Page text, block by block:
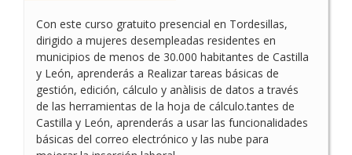
Con este curso gratuito presencial en Tordesillas,
dirigido a mujeres desempleadas residentes en
municipios de menos de 30.000 habitantes de Castilla
y León, aprenderás a Realizar tareas básicas de
gestión, edición, cálculo y anàlisis de datos a través
de las herramientas de la hoja de cálculo.tantes de
Castilla y León, aprenderás a usar las funcionalidades
básicas del correo electrónico y las nube para